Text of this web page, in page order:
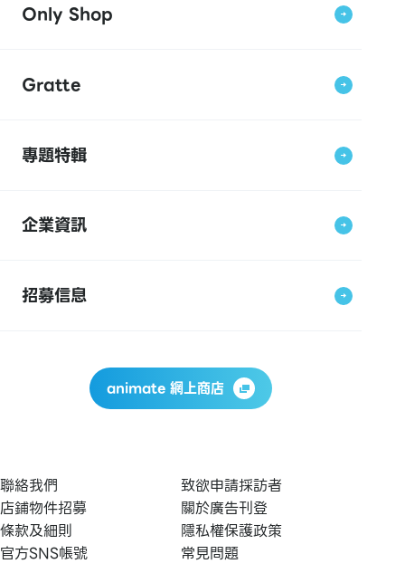
Only Shop
Gratte
專題特輯
企業資訊
招募信息
animate 網上商店
聯絡我們
致欲申請採訪者
店鋪物件招募
關於廣告刊登
條款及細則
隱私權保護政策
官方SNS帳號
常見問題